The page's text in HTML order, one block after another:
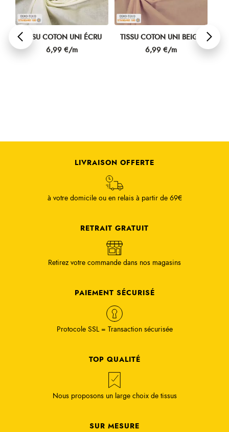
COTON UNI ÉCRU
Prix
6,99 €/m
TISSU COTON UNI BEIGE
TISSU
Prix
6,99
LIVRAISON OFFERTE
à votre domicile ou en relais à partir de 69€
RETRAIT GRATUIT
Retirez votre commande dans nos magasins
PAIEMENT SÉCURISÉ
Protocole SSL = Transaction sécurisée
TOP QUALITÉ
Nous proposons un large choix de tissus
SUR MESURE